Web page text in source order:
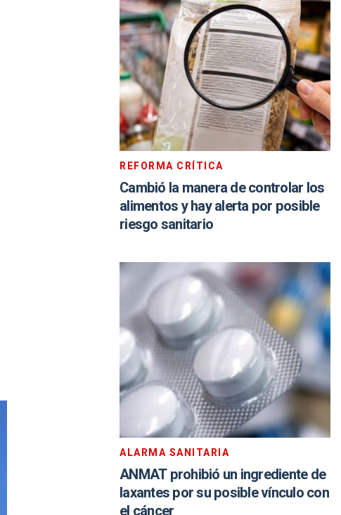
REFORMA CRÍTICA
Cambió la manera de controlar los
alimentos y hay alerta por posible
riesgo sanitario
ALARMA SANITARIA
ANMAT prohibió un ingrediente de
laxantes por su posible vínculo con